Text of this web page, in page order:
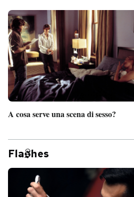
A cosa serve una scena di sesso?
Fla hes